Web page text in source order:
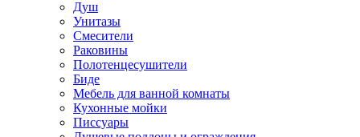
Душ
Унитазы
Смесители
Раковины
Полотенцесушители
Биде
Мебель для ванной комнаты
Кухонные мойки
Писсуары